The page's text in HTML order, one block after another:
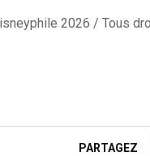
2026 / Tous
PARTAGEZ